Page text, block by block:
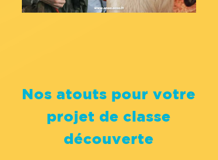
Nos atouts pour votre
projet de classe
découverte